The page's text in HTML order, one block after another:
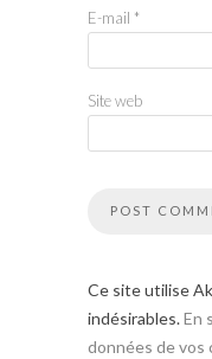
E-mail *
Site web
Ce site utilise
indésirables.En
données de vos